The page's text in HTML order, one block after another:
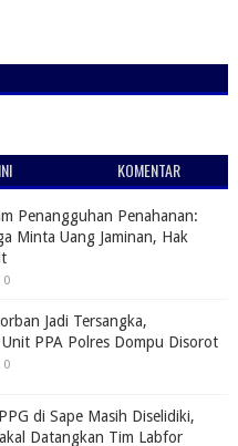
KOMENTAR
Penangguhan Penahanan:
Minta Uang Jaminan, Hak
0
Jadi Tersangka,
PPA Polres Dompu Disorot
0
di Sape Masih Diselidiki,
Datangkan Tim Labfor